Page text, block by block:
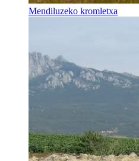
Mendiluzeko kromletxa